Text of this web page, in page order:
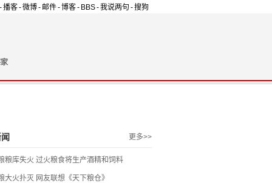
-播客-微博- 邮件-博客- BBS-我说两句 -搜狗
更多>>
粮库失火 过火粮食将生产酒精和饲料
大火扑灭 网友联想《天下粮仓》